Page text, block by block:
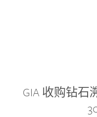
GIA 收购钻石